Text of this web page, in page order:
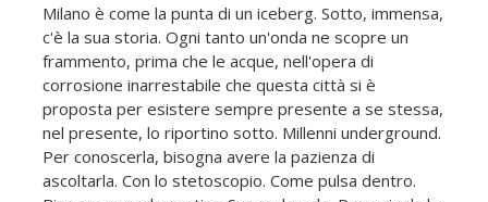
Milano è come la punta di un iceberg. Sotto, immensa,
c'è la sua storia. Ogni tanto un'onda ne scopre un
frammento, prima che le acque, nell'opera di
corrosione inarrestabile che questa città si è
proposta per esistere sempre presente a se stessa,
nel presente, lo riportino sotto. Millenni underground.
Per conoscerla, bisogna avere la pazienza di
ascoltarla. Con lo stetoscopio. Come pulsa dentro.